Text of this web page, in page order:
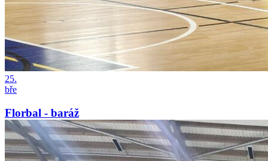
25.
bře
Florbal - baráž